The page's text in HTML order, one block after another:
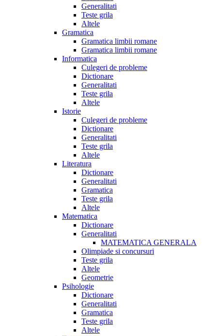
Generalitati
Teste grila
Altele
Gramatica
Gramatica limbii romane
Gramatica limbii romane
Informatica
Culegeri de probleme
Dictionare
Generalitati
Teste grila
Altele
Istorie
Culegeri de probleme
Dictionare
Generalitati
Teste grila
Altele
Literatura
Dictionare
Generalitati
Gramatica
Teste grila
Altele
Matematica
Dictionare
Generalitati
MATEMATICA GENERALA
Olimpiade si concursuri
Teste grila
Altele
Geometrie
Psihologie
Dictionare
Generalitati
Gramatica
Teste grila
Altele